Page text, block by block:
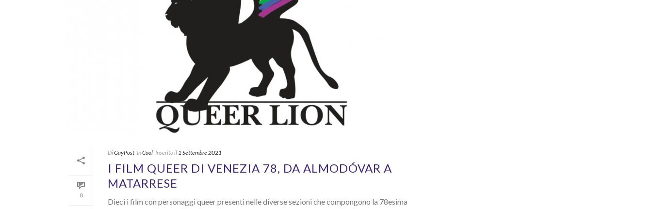
0
DiGayPost InCool Inserito il 1 Settembre 2021
I FILM QUEER DI VENEZIA 78, DA ALMODÓVAR A
MATARRESE
Dieci i film con personaggi queer presenti nelle diverse sezioni che compongono la 78esima